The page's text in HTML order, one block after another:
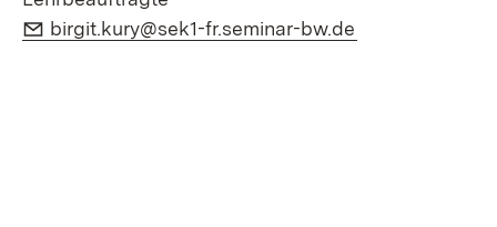
E-Mail:
birgit.kury@sek1-fr.seminar-bw.de